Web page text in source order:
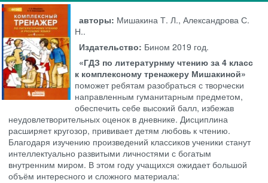
авторы: Мишакина Т. Л., Александрова С.
Н..
Издательство: Бином 2019 год.
«ГДЗ по литературнму чтению за 4 класс
к комплексному тренажеру Мишакиной»
поможет ребятам разобраться с творчески
направленным гуманитарным предметом,
обеспечить себе высокий балл, избежав
неудовлетворительных оценок в дневнике. Дисциплина
расширяет кругозор, прививает детям любовь к чтению.
Благодаря изучению произведений классиков ученики станут
интеллектуально развитыми личностями с богатым
внутренним миром. В этом году учащихся ожидает большой
объём интересного и сложного материала: